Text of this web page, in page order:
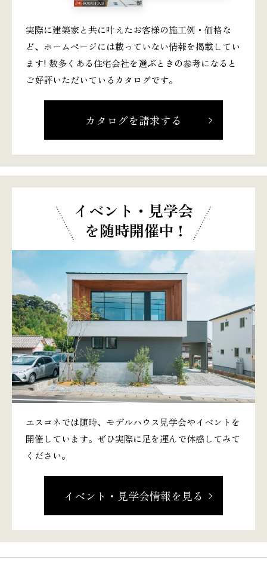
実際に建築家と共に叶えたお客様の施工例・価格な
ど、ホームページには載っていない情報を掲載してい
ます! 数多くある住宅会社を選ぶときの参考になると
ご好評いただいているカタログです。
カタログを請求する
イベント・見学会
を随時開催中 !
エスコネでは随時、モデルハウス見学会やイベントを
開催しています。ぜひ実際に足を運んで体感してみて
ください。
イベント・見学会情報を見る